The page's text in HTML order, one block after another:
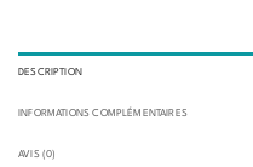
DESCRIPTION
INFORMATIONS COMPLÉMENTAIRES
AVIS (0)